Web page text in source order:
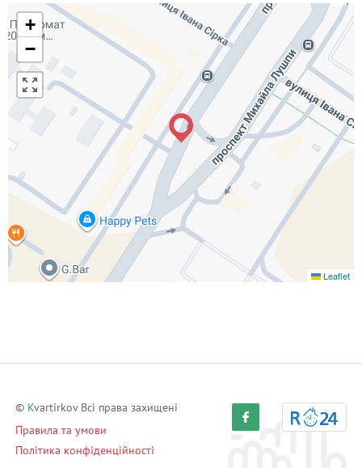
+
−
Leaflet
© Kvartirkov Всі права захищені
Правила та умови
Політика конфіденційності